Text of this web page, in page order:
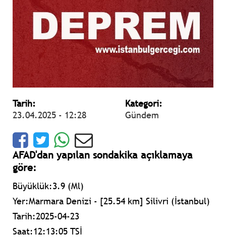
Tarih:
23.04.2025 - 12:28
Kategori:
Gündem
AFAD'dan yapılan sondakika açıklamaya
göre:
Büyüklük:3.9 (Ml)
Yer:Marmara Denizi - [25.54 km] Silivri (İstanbul)
Tarih:2025-04-23
Saat:12:13:05 TSİ